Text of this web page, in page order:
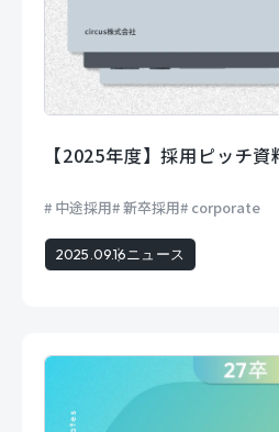
【2025年度】採用ピッチ
中途採用 新卒採用 corporate
2025.09.16ニュース